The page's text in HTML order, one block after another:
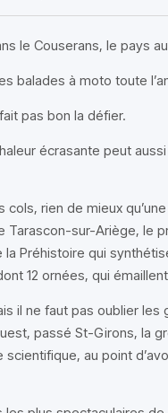
le Couserans, le pays
balades à moto toute
pas bon la défier.
écrasante peut
cols, rien de mieux
sur-Ariège, le
Préhistoire qui
12 ornées, qui
il ne faut pas oublier les
passé St-Girons, la
au point